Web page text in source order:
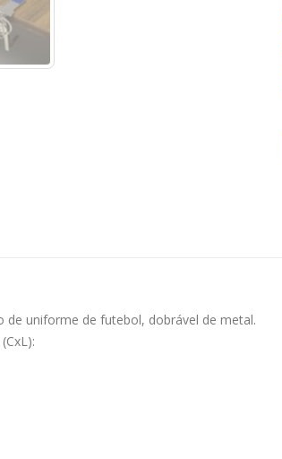
uniforme de futebol, dobrável de metal.